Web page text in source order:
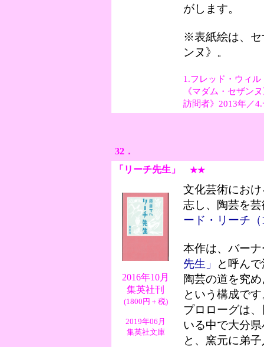
がします。
※表紙絵は、セ
ンヌ》。
1.フレッド・ウィ
《マダム・セザン
訪問者》2013年／
32．
「リーチ先生 」 ★★
2016年10月
集英社刊
(1800円＋税)
2019年06月
集英社文庫
文化芸術にお
志し、陶芸を
ード・リーチ
本作は、バー
先生」
と呼ん
陶芸の道を究
という構成で
プロローグは
いる中で大分
と、窯元に弟